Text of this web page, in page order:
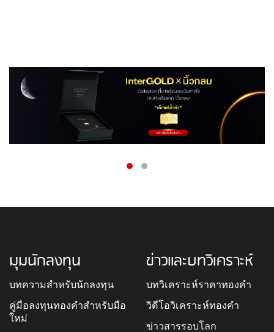
มุมนักลงทุน
บทความสำหรับนักลงทุน
คู่มือลงทุนทองคำสำหรับมือ
ใหม่
ข่าวและบทวิเคราะห์
บทวิเคราะห์ราคาทองคำ
วิดีโอวิเคราะห์ทองคำ
ข่าวสารรอบโลก